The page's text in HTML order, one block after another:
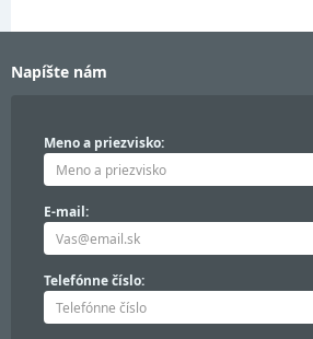
Napíšte nám
Meno a priezvisko:
E-mail:
Telefónne číslo: